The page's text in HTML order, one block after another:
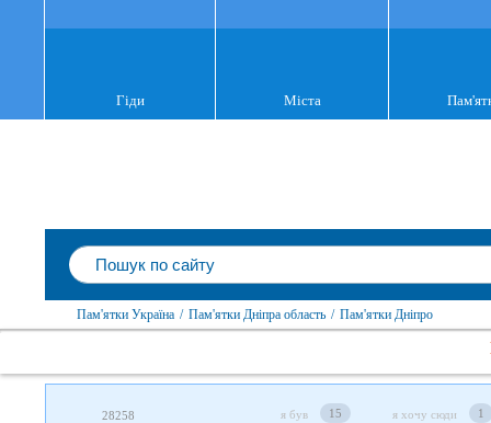
Гіди Міста
Пам'ятки Україна / Пам'ятки Дніпра область / Пам'ятки Дніпро
28258 я був 15 я хочу сюди 1